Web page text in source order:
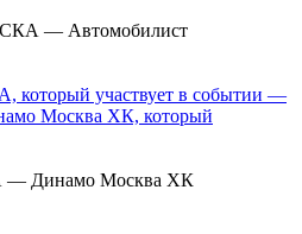
СКА — Автомобилист
—
— Динамо Москва ХК